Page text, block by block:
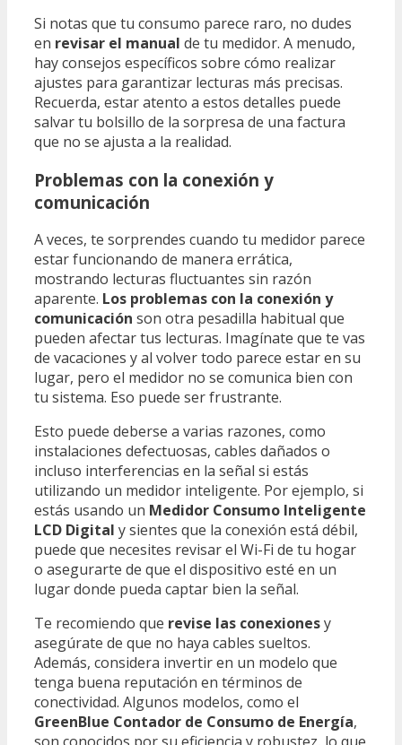
Si notas que tu consumo parece raro, no dudes
en revisar el manual de tu medidor. A menudo,
hay consejos específicos sobre cómo realizar
ajustes para garantizar lecturas más precisas.
Recuerda, estar atento a estos detalles puede
salvar tu bolsillo de la sorpresa de una factura
que no se ajusta a la realidad.
Problemas con la conexión y
comunicación
A veces, te sorprendes cuando tu medidor parece
estar funcionando de manera errática,
mostrando lecturas fluctuantes sin razón
aparente. Los problemas con la conexión y
comunicación son otra pesadilla habitual que
pueden afectar tus lecturas. Imagínate que te vas
de vacaciones y al volver todo parece estar en su
lugar, pero el medidor no se comunica bien con
tu sistema. Eso puede ser frustrante.
Esto puede deberse a varias razones, como
instalaciones defectuosas, cables dañados o
incluso interferencias en la señal si estás
utilizando un medidor inteligente. Por ejemplo, si
estás usando un Medidor Consumo Inteligente
LCD Digital y sientes que la conexión está débil,
puede que necesites revisar el Wi-Fi de tu hogar
o asegurarte de que el dispositivo esté en un
lugar donde pueda captar bien la señal.
Te recomiendo que revise las conexionesy
asegúrate de que no haya cables sueltos.
Además, considera invertir en un modelo que
tenga buena reputación en términos de
conectividad. Algunos modelos, como el
GreenBlue Contador de Consumo de Energía,